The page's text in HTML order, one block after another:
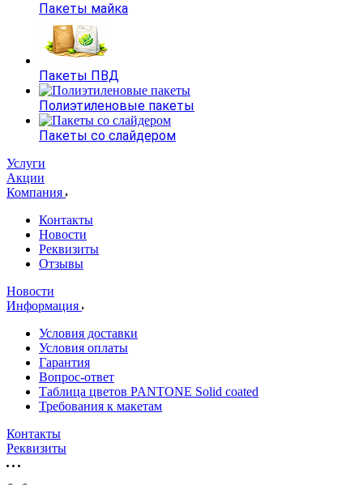
Пакеты майка
Пакеты ПВД
Полиэтиленовые пакеты
Пакеты со слайдером
Услуги
Акции
Компания
Контакты
Новости
Реквизиты
Отзывы
Новости
Информация
Условия доставки
Условия оплаты
Гарантия
Вопрос-ответ
Таблица цветов PANTONE Solid coated
Требования к макетам
Контакты
Реквизиты